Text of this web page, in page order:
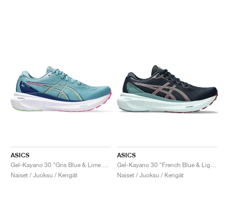
ASICS
Naiset / Juoksu / Kengät
ASICS
Naiset / Juoksu / Kengät